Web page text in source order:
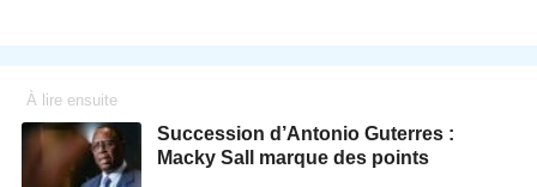
À lire ensuite
Succession d’Antonio Guterres :
Macky Sall marque des points